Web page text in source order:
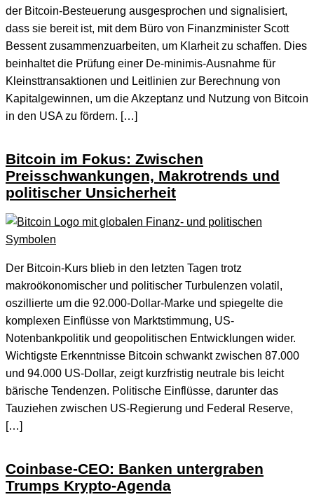
der Bitcoin-Besteuerung ausgesprochen und signalisiert,
dass sie bereit ist, mit dem Büro von Finanzminister Scott
Bessent zusammenzuarbeiten, um Klarheit zu schaffen. Dies
beinhaltet die Prüfung einer De-minimis-Ausnahme für
Kleinsttransaktionen und Leitlinien zur Berechnung von
Kapitalgewinnen, um die Akzeptanz und Nutzung von Bitcoin
in den USA zu fördern. […]
Bitcoin im Fokus: Zwischen
Preisschwankungen, Makrotrends und
politischer Unsicherheit
Der Bitcoin-Kurs blieb in den letzten Tagen trotz
makroökonomischer und politischer Turbulenzen volatil,
oszillierte um die 92.000-Dollar-Marke und spiegelte die
komplexen Einflüsse von Marktstimmung, US-
Notenbankpolitik und geopolitischen Entwicklungen wider.
Wichtigste Erkenntnisse Bitcoin schwankt zwischen 87.000
und 94.000 US-Dollar, zeigt kurzfristig neutrale bis leicht
bärische Tendenzen. Politische Einflüsse, darunter das
Tauziehen zwischen US-Regierung und Federal Reserve,
[…]
Coinbase-CEO: Banken untergraben
Trumps Krypto-Agenda